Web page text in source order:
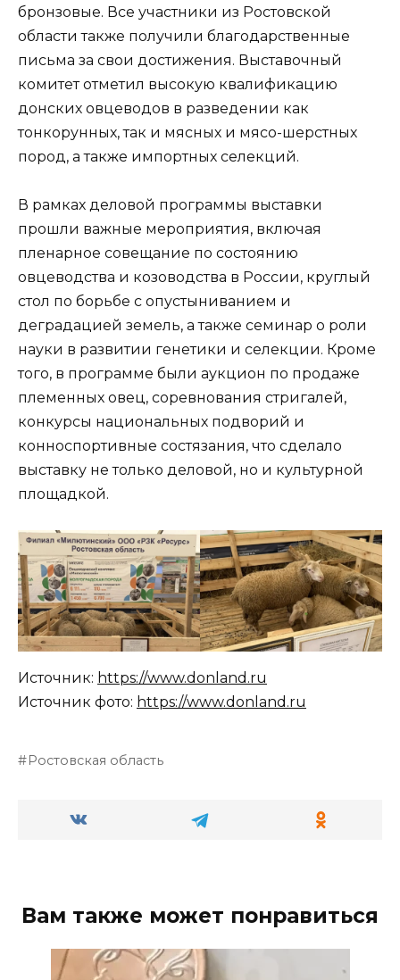
бронзовые. Все участники из Ростовской
области также получили благодарственные
письма за свои достижения. Выставочный
комитет отметил высокую квалификацию
донских овцеводов в разведении как
тонкорунных, так и мясных и мясо-шерстных
пород, а также импортных селекций.
В рамках деловой программы выставки
прошли важные мероприятия, включая
пленарное совещание по состоянию
овцеводства и козоводства в России, круглый
стол по борьбе с опустыниванием и
деградацией земель, а также семинар о роли
науки в развитии генетики и селекции. Кроме
того, в программе были аукцион по продаже
племенных овец, соревнования стригалей,
конкурсы национальных подворий и
конноспортивные состязания, что сделало
выставку не только деловой, но и культурной
площадкой.
Источник: https://www.donland.ru
Источник фото: https://www.donland.ru
Ростовская область
Вам также может понравиться